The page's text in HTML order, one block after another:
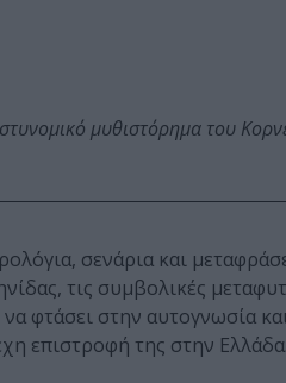
μυθιστόρημα του
σενάρια και
τις συμβολικές
φτάσει στην αυτογνωσία
επιστροφή της στην Ελλάδα.